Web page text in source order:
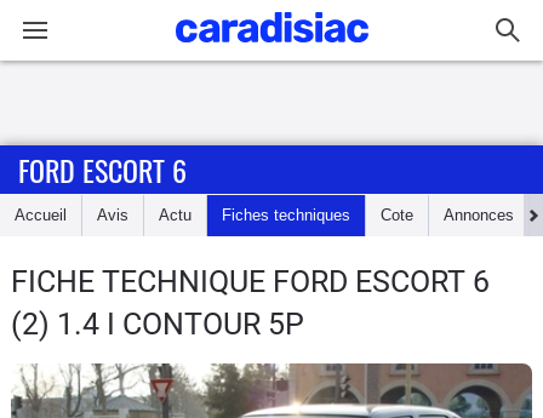
Accueil
Essais
Guide
d'achat
FORD ESCORT 6
Accueil Avis Actu Fiches techniques Cote Annonces
FICHE TECHNIQUE FORD ESCORT 6
(2) 1.4 I CONTOUR 5P